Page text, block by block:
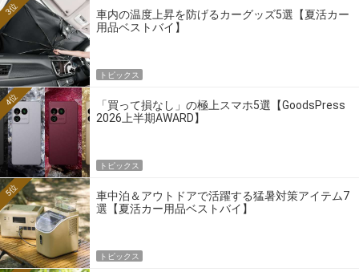
車内の温度上昇を防げるカーグッズ5選【夏活カー
用品ベストバイ】
3位
トピックス
「買って損なし」の極上スマホ5選【GoodsPress
2026上半期AWARD】
4位
トピックス
車中泊＆アウトドアで活躍する猛暑対策アイテム7
選【夏活カー用品ベストバイ】
5位
トピックス